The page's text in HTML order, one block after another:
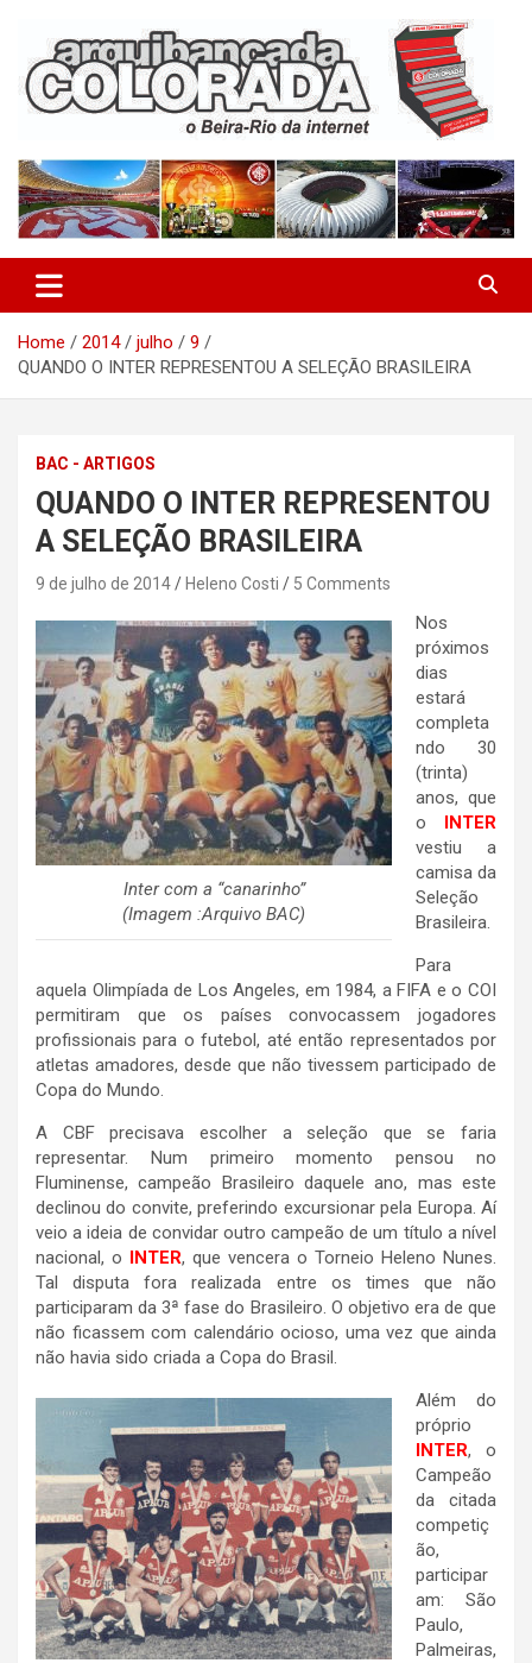
content
Arquibancada Colorada
Home 2014 julho
9
QUANDO O INTER REPRESENTOU A SELEÇÃO BRASILEIRA
BAC - ARTIGOS
QUANDO O INTER REPRESENTOU
A SELEÇÃO BRASILEIRA
9 de julho de 2014 Heleno Costi 5 Comments
Inter com a “canarinho”
(Imagem :Arquivo BAC)
Nos
próximos
dias
estará
completa
ndo 30
(trinta)
anos, que
o INTER
vestiu a
camisa da
Seleção
Brasileira.
Para
aquela Olimpíada de Los Angeles, em 1984, a FIFA e o COI
permitiram que os países convocassem jogadores
profissionais para o futebol, até então representados por
atletas amadores, desde que não tivessem participado de
Copa do Mundo.
A CBF precisava escolher a seleção que se faria
representar. Num primeiro momento pensou no
Fluminense, campeão Brasileiro daquele ano, mas este
declinou do convite, preferindo excursionar pela Europa. Aí
veio a ideia de convidar outro campeão de um título a nível
nacional, o INTER, que vencera o Torneio Heleno Nunes.
Tal disputa fora realizada entre os times que não
participaram da 3ª fase do Brasileiro. O objetivo era de que
não ficassem com calendário ocioso, uma vez que ainda
não havia sido criada a Copa do Brasil.
Além do
próprio
INTER, o
Campeão
da citada
competiç
ão,
participar
am: São
Paulo,
Palmeiras,